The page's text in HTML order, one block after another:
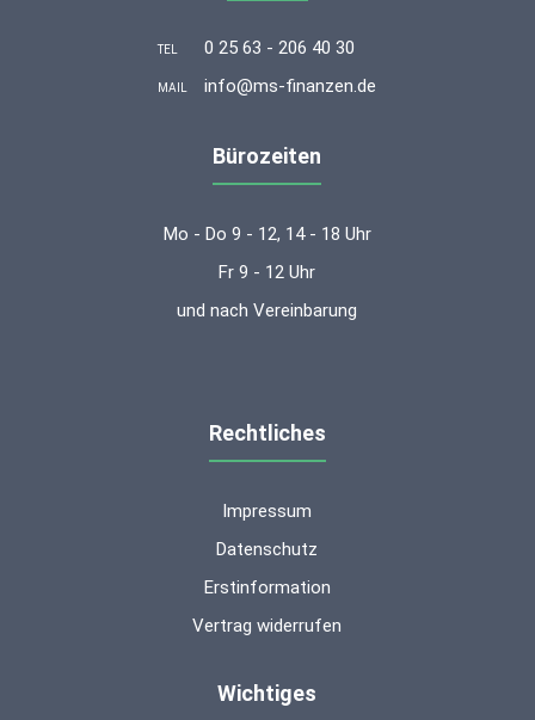
TEL 0 25 63 - 206 40 30
MAIL info@ms-finanzen.de
Bürozeiten
Mo - Do 9 - 12, 14 - 18 Uhr
Fr 9 - 12 Uhr
und nach Vereinbarung
Rechtliches
Impressum
Datenschutz
Erstinformation
Vertrag widerrufen
Wichtiges